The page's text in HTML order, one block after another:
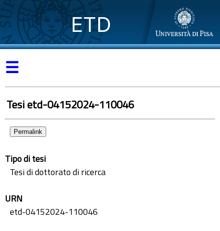
ETD
☰
Tesi etd-04152024-110046
Permalink
Tipo di tesi
Tesi di dottorato di ricerca
URN
etd-04152024-110046